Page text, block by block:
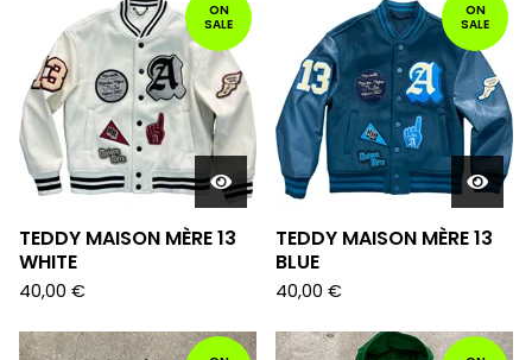
ON
SALE
TEDDY MAISON MÈRE 13
WHITE
40,00 €
ON
SALE
TEDDY MAISON MÈRE 13
BLUE
40,00 €